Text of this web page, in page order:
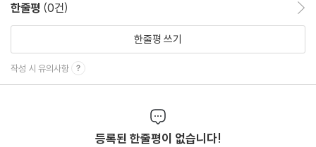
한줄평 (0건)
한줄평 쓰기
작성 시 유의사항
등록된 한줄평이 없습니다!